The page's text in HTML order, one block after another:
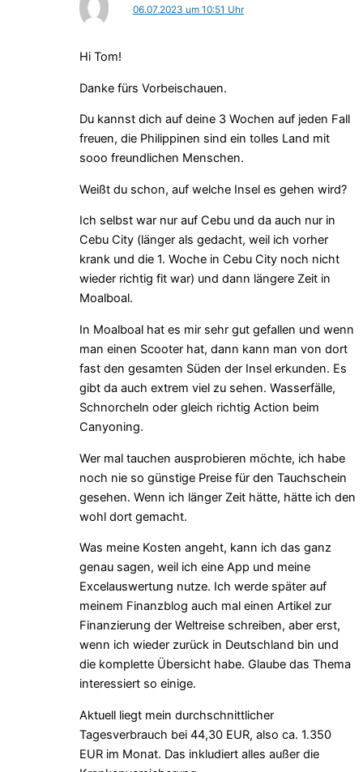
06.07.2023 um 10:51 Uhr
Hi Tom!
Danke fürs Vorbeischauen.
Du kannst dich auf deine 3 Wochen auf jeden Fall
freuen, die Philippinen sind ein tolles Land mit
sooo freundlichen Menschen.
Weißt du schon, auf welche Insel es gehen wird?
Ich selbst war nur auf Cebu und da auch nur in
Cebu City (länger als gedacht, weil ich vorher
krank und die 1. Woche in Cebu City noch nicht
wieder richtig fit war) und dann längere Zeit in
Moalboal.
In Moalboal hat es mir sehr gut gefallen und wenn
man einen Scooter hat, dann kann man von dort
fast den gesamten Süden der Insel erkunden. Es
gibt da auch extrem viel zu sehen. Wasserfälle,
Schnorcheln oder gleich richtig Action beim
Canyoning.
Wer mal tauchen ausprobieren möchte, ich habe
noch nie so günstige Preise für den Tauchschein
gesehen. Wenn ich länger Zeit hätte, hätte ich den
wohl dort gemacht.
Was meine Kosten angeht, kann ich das ganz
genau sagen, weil ich eine App und meine
Excelauswertung nutze. Ich werde später auf
meinem Finanzblog auch mal einen Artikel zur
Finanzierung der Weltreise schreiben, aber erst,
wenn ich wieder zurück in Deutschland bin und
die komplette Übersicht habe. Glaube das Thema
interessiert so einige.
Aktuell liegt mein durchschnittlicher
Tagesverbrauch bei 44,30 EUR, also ca. 1.350
EUR im Monat. Das inkludiert alles außer die